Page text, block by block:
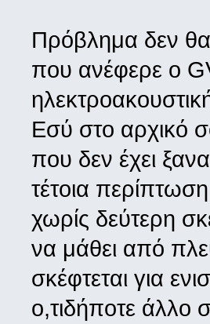
Πρόβλημα δεν
που ανέφερε ο
Εσύ στο αρχικό
που δεν έχει
τέτοια
χωρίς δεύτερη
να μάθει από
σκέφτεται για
ο,τιδήποτε άλλο